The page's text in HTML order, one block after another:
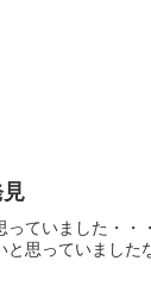
見
ていました・
思っていまし